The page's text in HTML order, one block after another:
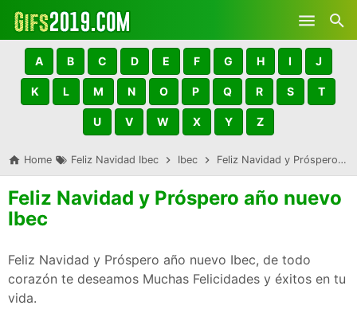
Skip to main content
A B C D E F G H I J
K L M N O P Q R S T
U V W X Y Z
Home Feliz Navidad Ibec Ibec Feliz Navidad y Próspero año nuevo Ibec
Feliz Navidad y Próspero año nuevo
Ibec
Feliz Navidad y Próspero año nuevo Ibec, de todo
corazón te deseamos Muchas Felicidades y éxitos en tu
vida.